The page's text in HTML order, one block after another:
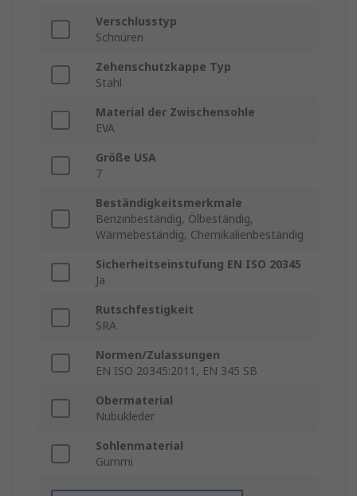
Verschlusstyp
Schnüren
Zehenschutzkappe Typ
Stahl
Material der Zwischensohle
EVA
Größe USA
7
Beständigkeitsmerkmale
Benzinbeständig, Ölbeständig,
Wärmebeständig, Chemikalienbeständig
Sicherheitseinstufung EN ISO 20345
Ja
Rutschfestigkeit
SRA
Normen/Zulassungen
EN ISO 20345:2011, EN 345 SB
Obermaterial
Nubukleder
Sohlenmaterial
Gummi